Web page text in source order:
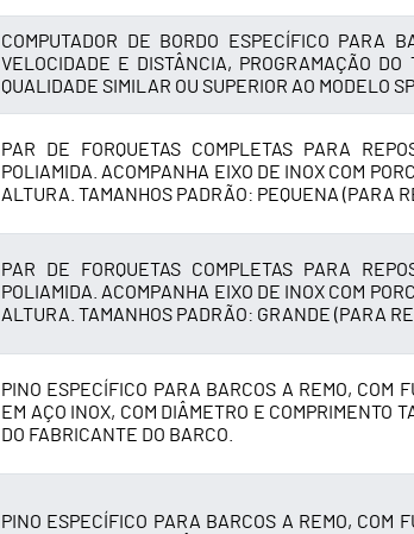
COMPUTADOR DE BORDO ESPECÍFICO PARA
VELOCIDADE E DISTÂNCIA, PROGRAMAÇÃO
QUALIDADE SIMILAR OU SUPERIOR AO MODELO
PAR DE FORQUETAS COMPLETAS PARA
POLIAMIDA. ACOMPANHA EIXO DE INOX COM
ALTURA. TAMANHOS PADRÃO: PEQUENA (PARA
PAR DE FORQUETAS COMPLETAS PARA
POLIAMIDA. ACOMPANHA EIXO DE INOX COM
ALTURA. TAMANHOS PADRÃO: GRANDE (PARA
PINO ESPECÍFICO PARA BARCOS A REMO, COM
EM AÇO INOX, COM DIÂMETRO E COMPRIMENTO
DO FABRICANTE DO BARCO.
PINO ESPECÍFICO PARA BARCOS A REMO, COM